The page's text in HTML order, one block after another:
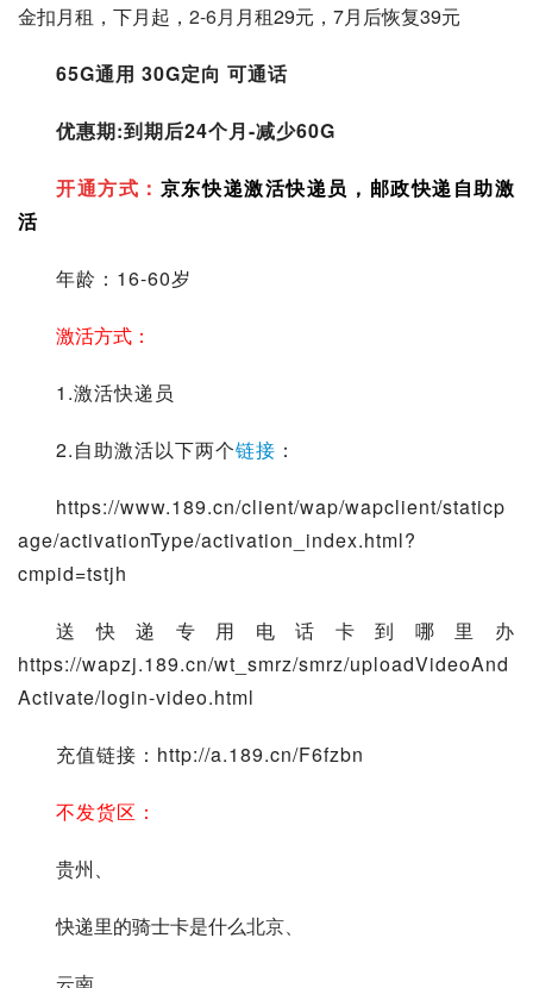
金扣月租，下月起， 2-6月 月租29元，7月后恢复39元
65G通用 30G定向 可通话
优惠期:到期后24个月-减少60G
开通方式： 京东快递激活快递员， 邮政快递 自助激
活
年龄：16-60岁
激活方式：
1.激活快递员
2.自助激活以下两个链接 ：
https://www.189.cn/client/wap/wapclient/staticp
age/activationType/activation_index.html?
cmpid=tstjh
送快递专用电话卡到哪里办
https://wapzj.189.cn/wt_smrz/smrz/uploadVideoAnd
Activate/login-video.html
充值链接：http://a.189.cn/F6fzbn
不发货区：
贵州、
快递里的骑士卡是什么北京、
云南、